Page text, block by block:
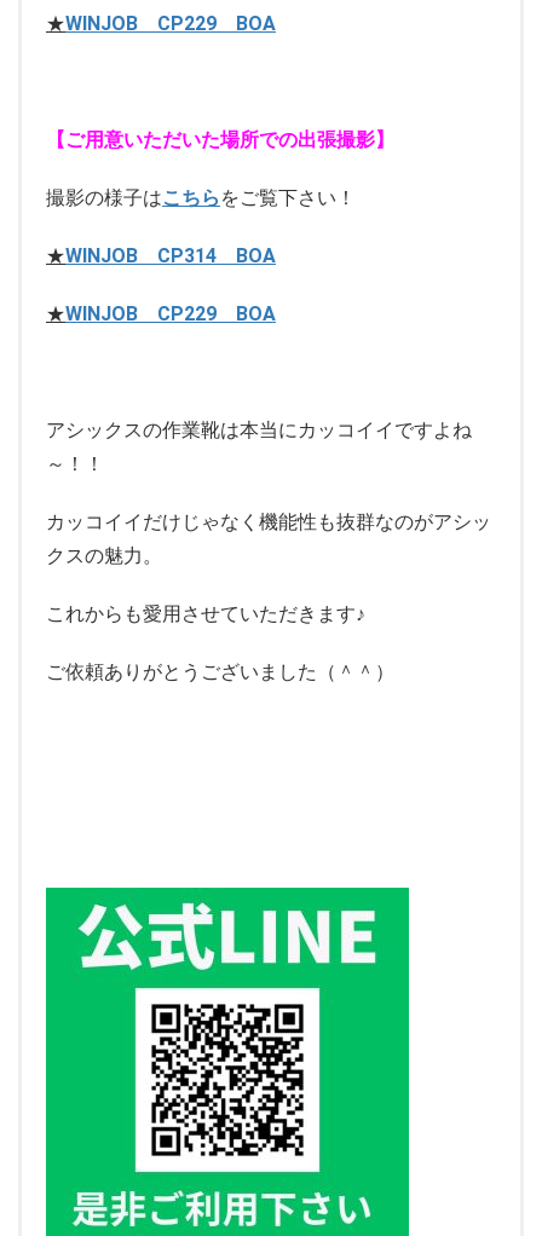
★WINJOB CP229 BOA
【ご用意いただいた場所での出張撮影】
撮影の様子はこちら をご覧下さい！
★WINJOB CP314 BOA
★WINJOB CP229 BOA
アシックスの作業靴は本当にカッコイイですよね
～！！
カッコイイだけじゃなく機能性も抜群なのがアシッ
クスの魅力。
これからも愛用させていただきます♪
ご依頼ありがとうございました（＾＾）